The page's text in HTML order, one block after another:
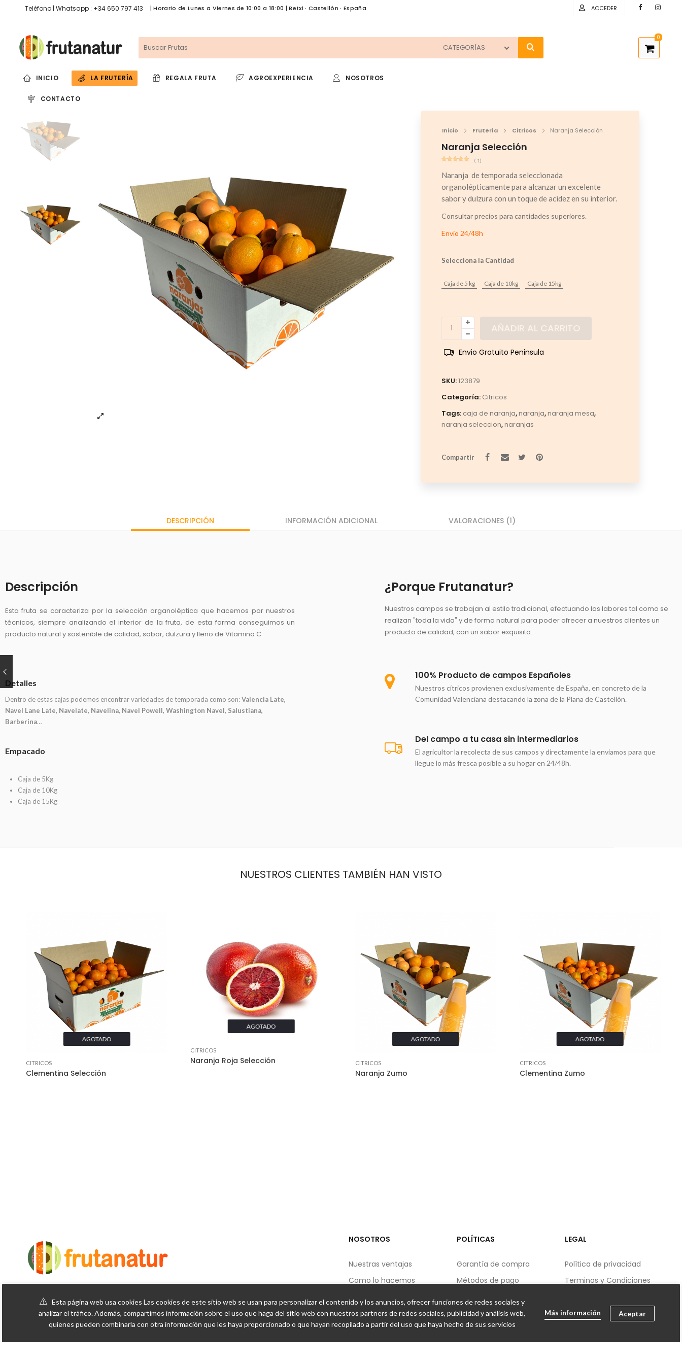
Teléfono | Whatsapp : +34 650 797 413 | Horario de Lunes a Viernes de 10:00 a 18:00 | Betxi · Castellón · España ACCEDER
CATEGORÍAS
0
INICIO LA FRUTERÍA
Naranja Zumo
Clementina Zumo
Naranja Roja Selección
REGALA FRUTA AGROEXPERIENCIA NOSOTROS
CONTACTO
Inicio Frutería Citricos Naranja Selección
Naranja Selección
5.00
sobre 5
en
puntuación
de cliente
( 1)
Naranja de temporada seleccionada
organolépticamente para alcanzar un excelente
sabor y dulzura con un toque de acidez en su interior.
Consultar precios para cantidades superiores.
Envio 24/48h
Selecciona la Cantidad
Caja de 5 kg Caja de 10kg Caja de 15kg
Envio Gratuito Peninsula
SKU:123879
Categoría: Citricos
Tags: caja de naranja,naranja,naranja mesa,
naranja seleccion,naranjas
Compartir
DESCRIPCIÓN INFORMACIÓN ADICIONAL VALORACIONES (1)
Descripción
Esta fruta se caracteriza por la selección organoléptica que hacemos por nuestros
técnicos, siempre analizando el interior de la fruta, de esta forma conseguimos un
producto natural y sostenible de calidad, sabor, dulzura y lleno de Vitamina C
Detalles
Dentro de estas cajas podemos encontrar variedades de temporada como son:Valencia Late,
Navel Lane Late, Navelate, Navelina, Navel Powell, Washington Navel, Salustiana,
Barberina…
Empacado
Caja de 5Kg
Caja de 10Kg
Caja de 15Kg
¿Porque Frutanatur?
Nuestros campos se trabajan al estilo tradicional, efectuando las labores tal como se
realizan "toda la vida" y de forma natural para poder ofrecer a nuestros clientes un
producto de calidad, con un sabor exquisito.
100% Producto de campos Españoles
Nuestros cítricos provienen exclusivamente de España, en concreto de la
Comunidad Valenciana destacando la zona de la Plana de Castellón.
Del campo a tu casa sin intermediarios
El agricultor la recolecta de sus campos y directamente la enviamos para que
llegue lo más fresca posible a su hogar en 24/48h.
NUESTROS CLIENTES TAMBIÉN HAN VISTO
AGOTADO
CITRICOS
Clementina Selección
AGOTADO
CITRICOS
Naranja Roja Selección
AGOTADO
CITRICOS
Naranja Zumo
AGOTADO
CITRICOS
Clementina Zumo
comercio de cercanía sostenible esta es
tu web
NOSOTROS
Nuestras ventajas
Como lo hacemos
Agroturismo
POLÍTICAS
Garantía de compra
Métodos de pago
Cambios y devoluciones
LEGAL
Política de privacidad
Terminos y Condiciones
FAQ
Esta página web usa cookies Las cookies de este sitio web se usan para personalizar el contenido y los anuncios, ofrecer funciones de redes sociales y
analizar el tráfico. Además, compartimos información sobre el uso que haga del sitio web con nuestros partners de redes sociales, publicidad y análisis web,
quienes pueden combinarla con otra información que les haya proporcionado o que hayan recopilado a partir del uso que haya hecho de sus servicios
Más información Aceptar